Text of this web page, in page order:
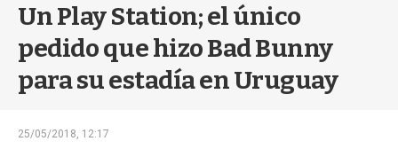
Un Play Station; el único
pedido que hizo Bad Bunny
para su estadía en Uruguay
25/05/2018, 12:17